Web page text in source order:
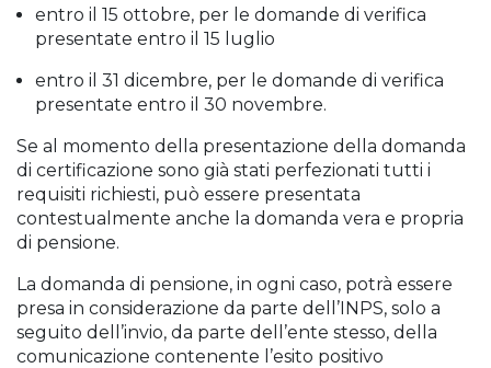
entro il 15 ottobre, per le domande di verifica
presentate entro il 15 luglio
entro il 31 dicembre, per le domande di verifica
presentate entro il 30 novembre.
Se al momento della presentazione della domanda
di certificazione sono già stati perfezionati tutti i
requisiti richiesti, può essere presentata
contestualmente anche la domanda vera e propria
di pensione.
La domanda di pensione, in ogni caso, potrà essere
presa in considerazione da parte dell’INPS, solo a
seguito dell’invio, da parte dell’ente stesso, della
comunicazione contenente l’esito positivo